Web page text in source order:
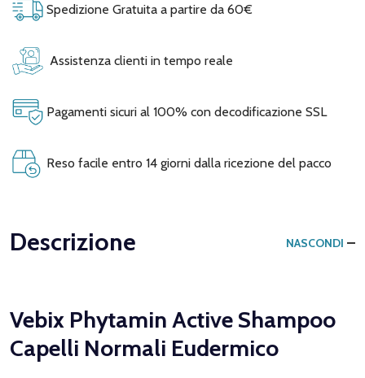
Spedizione Gratuita a partire da 60€
Assistenza clienti in tempo reale
Pagamenti sicuri al 100% con decodificazione SSL
Reso facile entro 14 giorni dalla ricezione del pacco
Descrizione NASCONDI
Vebix Phytamin Active Shampoo
Capelli Normali Eudermico